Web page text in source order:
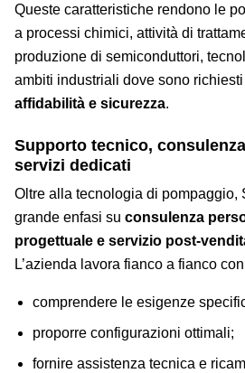
Queste caratteristiche rendono le
a processi chimici, attività di
produzione di semiconduttori,
ambiti industriali dove sono richiesti
affidabilità e sicurezza.
Supporto tecnico,
servizi dedicati
Oltre alla tecnologia di pompaggio,
grande enfasi su consulenza
progettuale e servizio post-
L’azienda lavora fianco a fianco
comprendere le esigenze
proporre configurazioni ottimali;
fornire assistenza tecnica e